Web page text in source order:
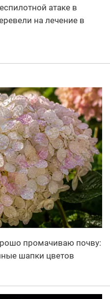
атаке в
на лечение в
промачиваю почву:
шапки цветов